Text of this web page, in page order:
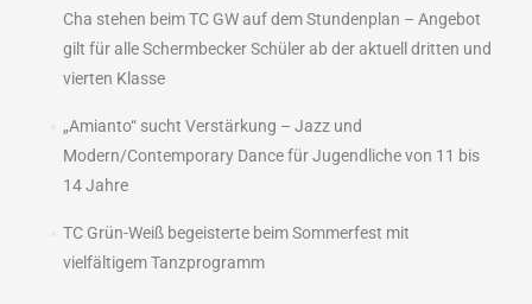
Cha stehen beim TC GW auf dem Stundenplan – Angebot
gilt für alle Schermbecker Schüler ab der aktuell dritten und
vierten Klasse
„Amianto“ sucht Verstärkung – Jazz und
Modern/Contemporary Dance für Jugendliche von 11 bis
14 Jahre
TC Grün-Weiß begeisterte beim Sommerfest mit
vielfältigem Tanzprogramm